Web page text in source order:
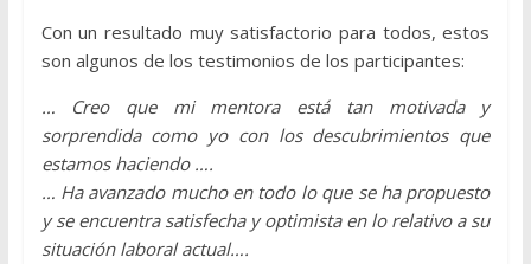
Con un resultado muy satisfactorio para todos, estos
son algunos de los testimonios de los participantes:
… Creo que mi mentora está tan motivada y
sorprendida como yo con los descubrimientos que
estamos haciendo ….
… Ha avanzado mucho en todo lo que se ha propuesto
y se encuentra satisfecha y optimista en lo relativo a su
situación laboral actual….